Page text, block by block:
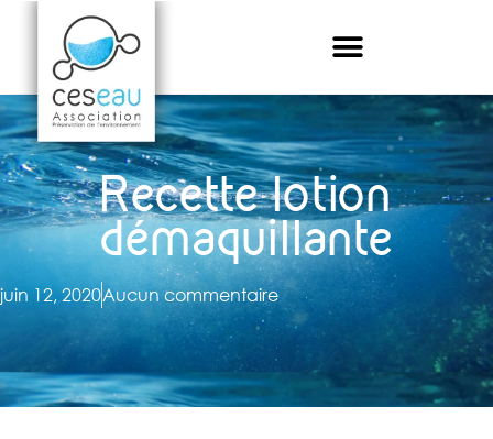
Recette lotion
démaquillante
juin 12, 2020Aucun commentaire